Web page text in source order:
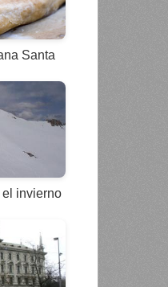
Santa
el invierno